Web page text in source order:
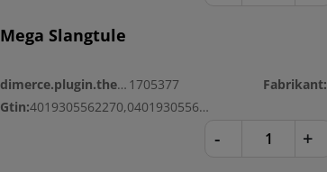
Mega Slangtule
dimerce.plugin.theme.productnr: 1705377 Fabrikant:
Gtin:
4019305562270,04019305562270
- +